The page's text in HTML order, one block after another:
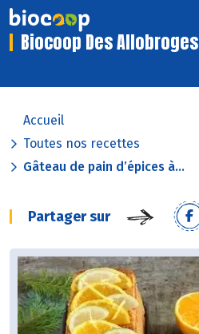
Biocoop Des Allobroges
Accueil
Toutes nos recettes
Gâteau de pain d’épices à...
Partager sur